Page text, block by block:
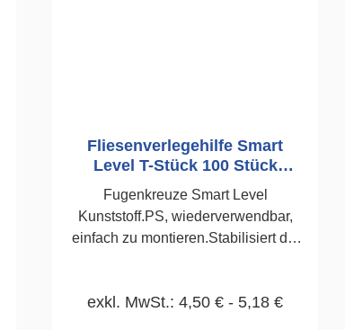
Fliesenverlegehilfe Smart
Level T-Stück 100 Stück
Kubala
Fugenkreuze Smart Level
Kunststoff.PS, wiederverwendbar,
einfach zu montieren.Stabilisiert die
einsetzbar.100 Stück3,0mm
exkl. MwSt.: 4,50 € - 5,18 €